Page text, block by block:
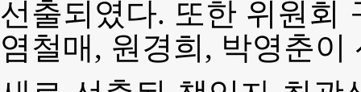
선출되였다. 또한 위원회
염철매, 원경희, 박영춘이